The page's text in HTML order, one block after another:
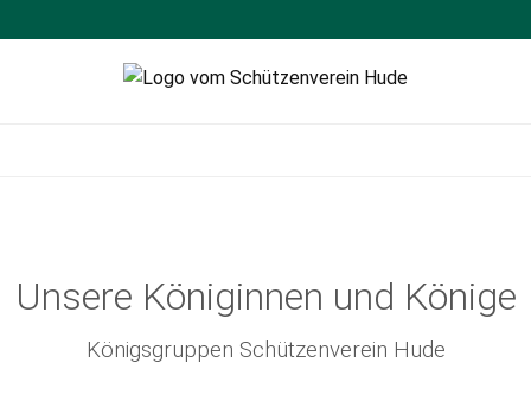
Unsere Königinnen und Könige
Königsgruppen Schützenverein Hude